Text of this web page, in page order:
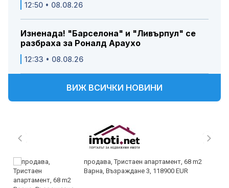
12:50 • 08.08.26
Изненада! "Барселона" и "Ливърпул" се
разбраха за Роналд Араухо
12:33 • 08.08.26
ВИЖ ВСИЧКИ НОВИНИ
продава, Тристаен апартамент, 68 m2
Варна, Възраждане 3, 118900 EUR